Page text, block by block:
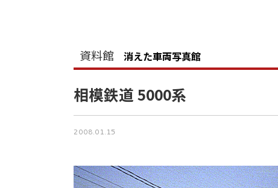
資料館 消えた車両写真館
相模鉄道 5000系
2008.01.15